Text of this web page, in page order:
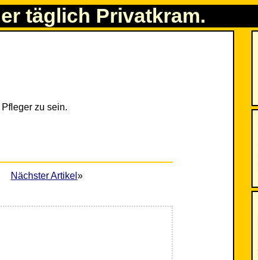
täglich Privatkram.
zu sein.
Nächster Artikel »